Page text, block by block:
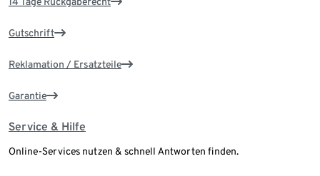
Gutschrift
Reklamation / Ersatzteile
Garantie
Service & Hilfe
Online-Services nutzen & schnell Antworten finden.